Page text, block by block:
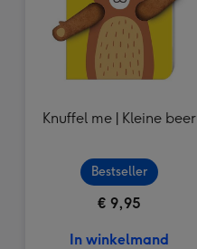
Knuffel me | Kleine beer
Bestseller
€ 9,95
In winkelmand